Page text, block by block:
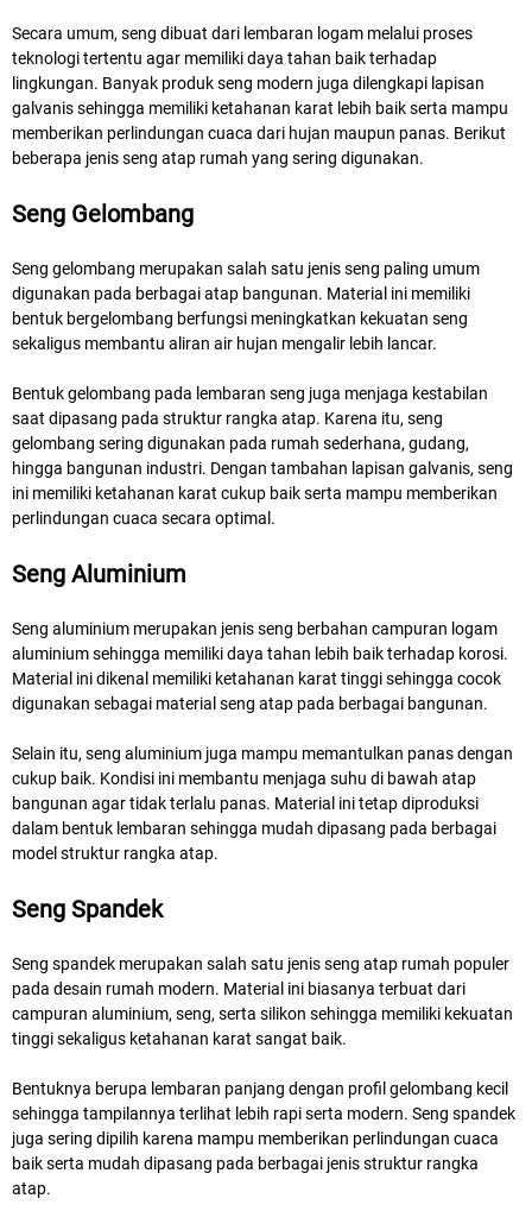
Secara umum, seng dibuat dari lembaran logam melalui proses
teknologi tertentu agar memiliki daya tahan baik terhadap
lingkungan. Banyak produk seng modern juga dilengkapi lapisan
galvanis sehingga memiliki ketahanan karat lebih baik serta mampu
memberikan perlindungan cuaca dari hujan maupun panas. Berikut
beberapa jenis seng atap rumah yang sering digunakan.
Seng Gelombang
Seng gelombang merupakan salah satu jenis seng paling umum
digunakan pada berbagai atap bangunan. Material ini memiliki
bentuk bergelombang berfungsi meningkatkan kekuatan seng
sekaligus membantu aliran air hujan mengalir lebih lancar.
Bentuk gelombang pada lembaran seng juga menjaga kestabilan
saat dipasang pada struktur rangka atap. Karena itu, seng
gelombang sering digunakan pada rumah sederhana, gudang,
hingga bangunan industri. Dengan tambahan lapisan galvanis, seng
ini memiliki ketahanan karat cukup baik serta mampu memberikan
perlindungan cuaca secara optimal.
Seng Aluminium
Seng aluminium merupakan jenis seng berbahan campuran logam
aluminium sehingga memiliki daya tahan lebih baik terhadap korosi.
Material ini dikenal memiliki ketahanan karat tinggi sehingga cocok
digunakan sebagai material seng atap pada berbagai bangunan.
Selain itu, seng aluminium juga mampu memantulkan panas dengan
cukup baik. Kondisi ini membantu menjaga suhu di bawah atap
bangunan agar tidak terlalu panas. Material ini tetap diproduksi
dalam bentuk lembaran sehingga mudah dipasang pada berbagai
model struktur rangka atap.
Seng Spandek
Seng spandek merupakan salah satu jenis seng atap rumah populer
pada desain rumah modern. Material ini biasanya terbuat dari
campuran aluminium, seng, serta silikon sehingga memiliki kekuatan
tinggi sekaligus ketahanan karat sangat baik.
Bentuknya berupa lembaran panjang dengan profil gelombang kecil
sehingga tampilannya terlihat lebih rapi serta modern. Seng spandek
juga sering dipilih karena mampu memberikan perlindungan cuaca
baik serta mudah dipasang pada berbagai jenis struktur rangka
atap.